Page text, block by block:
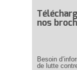
nos
Besoin
de lutte